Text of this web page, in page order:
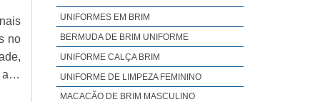
e
no
UNIFORMES EM BRIM
BERMUDA DE BRIM UNIFORME
UNIFORME CALÇA BRIM
UNIFORME DE LIMPEZA FEMININO
MACACÃO DE BRIM MASCULINO